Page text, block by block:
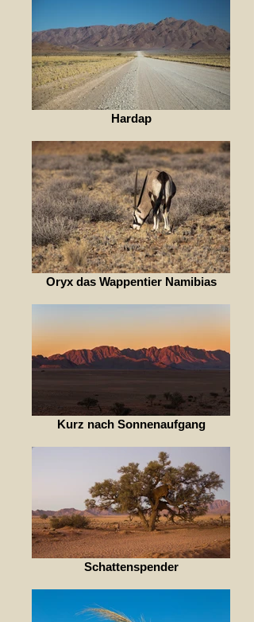
Hardap
Oryx das Wappentier Namibias
Kurz nach Sonnenaufgang
Schattenspender